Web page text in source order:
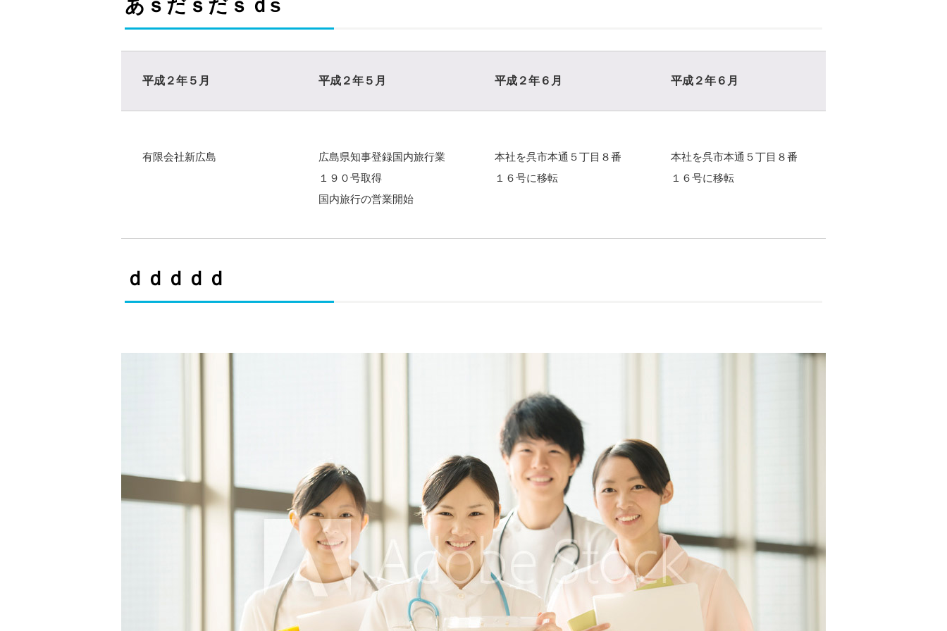
あｓだｓだｓｄs
平成２年５月 平成２年５月 平成２年６月 平成２年６月
有限会社新広島
広島県知事登録国内旅行業
１９０号取得
国内旅行の営業開始
本社を呉市本通５丁目８番
１６号に移転
本社を呉市本通５丁目８番
１６号に移転
ｄｄｄｄｄ